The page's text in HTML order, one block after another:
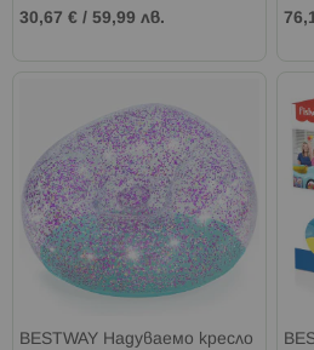
30,67 € / 59,99 лв.
BESTWAY Надуваемо кресло